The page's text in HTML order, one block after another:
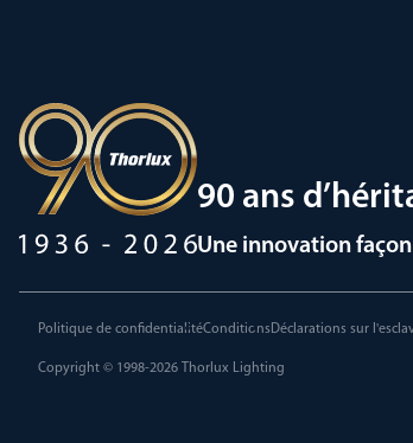
90 ans
Une innovation
Politique de confidentialitéConditions Déclarations sur
Copyright © 1998-2026 Thorlux Lighting